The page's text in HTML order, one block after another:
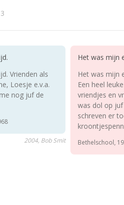
3
Vrienden als
Loesje e.v.a.
nog juf de
2004, Bob Smit
Het was mijn
Het was mijn
Een heel
vriendjes en
was dol op juf
schreven er
Bethelschool,